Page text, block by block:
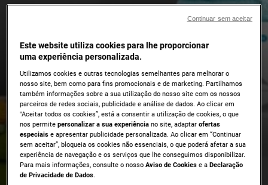
SECADORES DE ROUPA
Cuide das suas roupas da forma que lhe convier. Navegue na
nossa gama de secadores de roupa inteligentes e fáceis de usar
Este website utiliza cookies para lhe proporcionar
uma experiência personalizada.
Utilizamos cookies e outras tecnologias semelhantes para melhorar o
nosso site, bem como para fins promocionais e de marketing. Partilhamos
também informações sobre a sua utilização do nosso site com os nossos
parceiros de redes sociais, publicidade e análise de dados. Ao clicar em
"Aceitar todos os cookies”, está a consentir a utilização de cookies, o que
nos permitepersonalizar a sua experiênciano site, adaptarofertas
especiaise apresentar publicidade personalizada. Ao clicar em “Continuar
sem aceitar”, bloqueia os cookies não essenciais, o que poderá afetar a sua
experiência de navegação e os serviços que lhe conseguimos disponibilizar.
Para mais informações, consulte o nossoAviso de Cookies e aDeclaração
de Privacidade de Dados.
Continuar sem aceitar